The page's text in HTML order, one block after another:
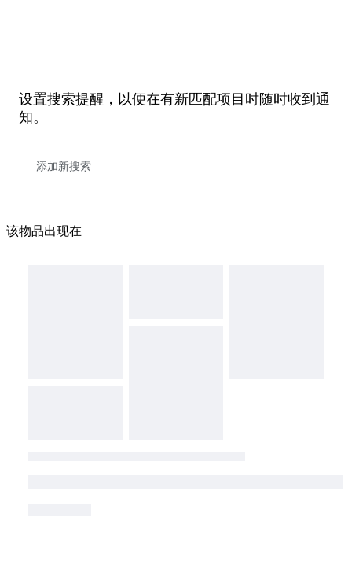
设置搜索提醒，以便在有新匹配项目时随时收到通
知。
该物品出现在